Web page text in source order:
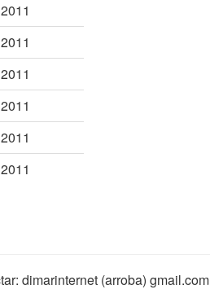
2011
2011
2011
2011
2011
2011
dimarinternet (arroba) gmail.com